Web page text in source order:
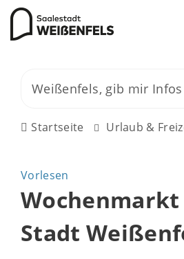
Startseite Urlaub &
Vorlesen
Stadt